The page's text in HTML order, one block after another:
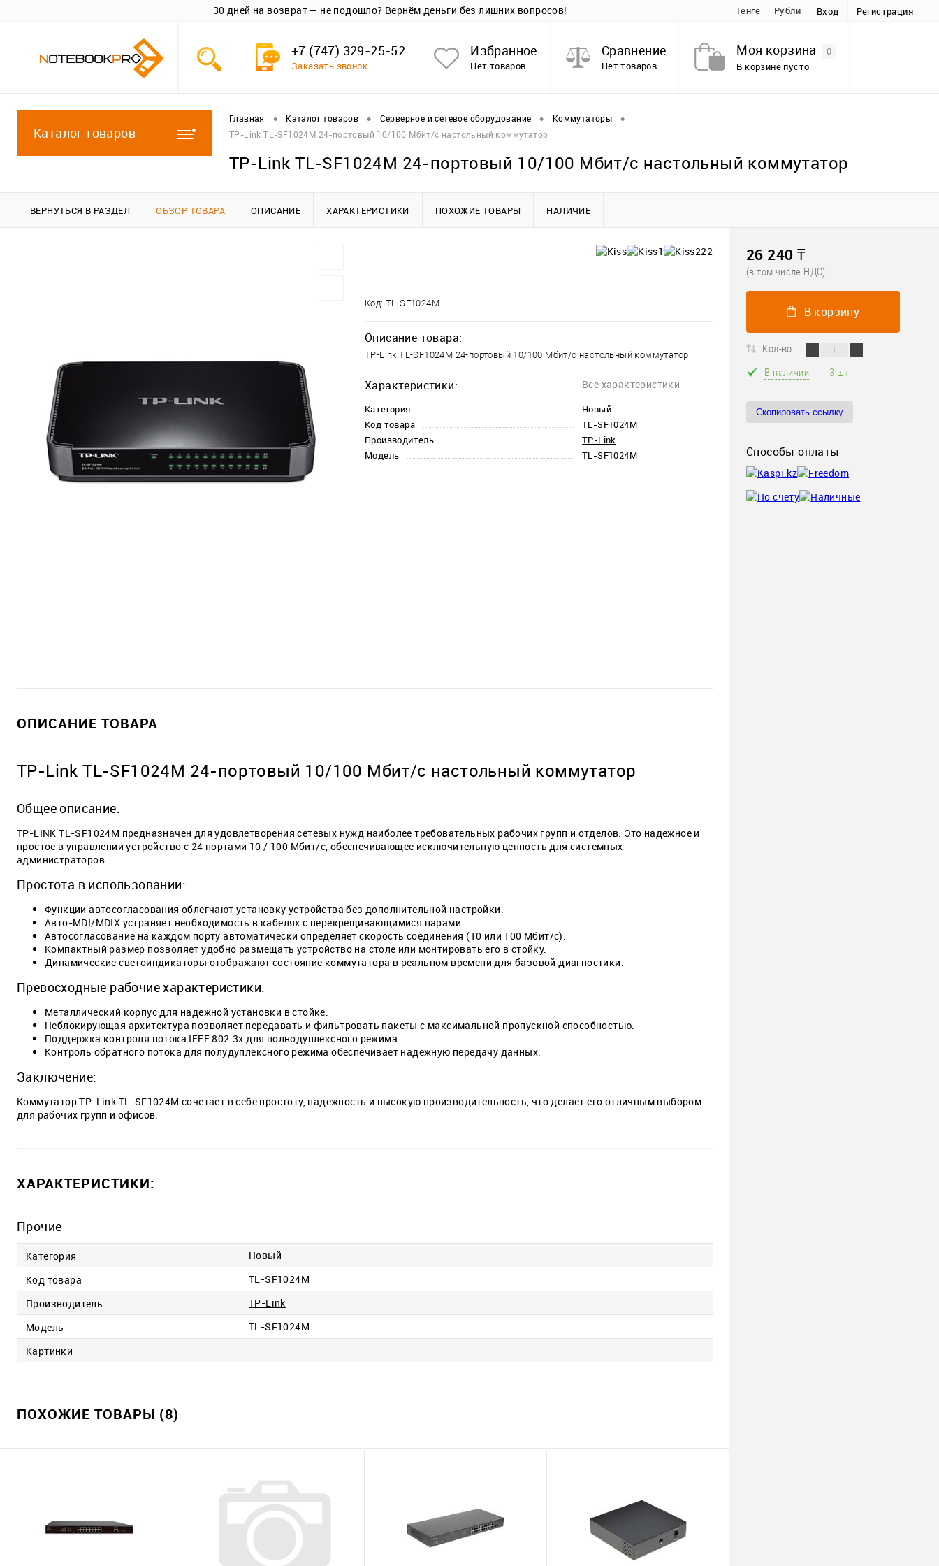
30 дней на возврат — не подошло? Вернём деньги без лишних вопросов! Тенге Рубли Вход Регистрация
+7 (747) 329-25-52
Заказать звонок
Избранное
Нет товаров
Сравнение
Нет товаров
Моя корзина
0
В корзине пусто
Каталог товаров
Главная • Каталог товаров • Серверное и сетевое оборудование • Коммутаторы •
TP-Link TL-SF1024M 24-портовый 10/100 Мбит/с настольный коммутатор
TP-Link TL-SF1024M 24-портовый 10/100 Мбит/с настольный коммутатор
ВЕРНУТЬСЯ В РАЗДЕЛ ОБЗОР ТОВАРА ОПИСАНИЕ ХАРАКТЕРИСТИКИ ПОХОЖИЕ ТОВАРЫ НАЛИЧИЕ
Код: TL-SF1024M
Описание товара:
TP-Link TL-SF1024M 24-портовый 10/100 Мбит/с настольный коммутатор
Характеристики: Все характеристики
Категория
Новый
Код товара
TL-SF1024M
Производитель
TP-Link
Модель
TL-SF1024M
ОПИСАНИЕ ТОВАРА
TP-Link TL-SF1024M 24-портовый 10/100 Мбит/с настольный коммутатор
Общее описание:
TP-LINK TL-SF1024M предназначен для удовлетворения сетевых нужд наиболее требовательных рабочих групп и отделов. Это надежное и
простое в управлении устройство с 24 портами 10 / 100 Мбит/с, обеспечивающее исключительную ценность для системных
администраторов.
Простота в использовании:
Функции автосогласования облегчают установку устройства без дополнительной настройки.
Авто-MDI/MDIX устраняет необходимость в кабелях с перекрещивающимися парами.
Автосогласование на каждом порту автоматически определяет скорость соединения (10 или 100 Мбит/с).
Компактный размер позволяет удобно размещать устройство на столе или монтировать его в стойку.
Динамические светоиндикаторы отображают состояние коммутатора в реальном времени для базовой диагностики.
Превосходные рабочие характеристики:
Металлический корпус для надежной установки в стойке.
Неблокирующая архитектура позволяет передавать и фильтровать пакеты с максимальной пропускной способностью.
Поддержка контроля потока IEEE 802.3x для полнодуплексного режима.
Контроль обратного потока для полудуплексного режима обеспечивает надежную передачу данных.
Заключение:
Коммутатор TP-Link TL-SF1024M сочетает в себе простоту, надежность и высокую производительность, что делает его отличным выбором
для рабочих групп и офисов.
ХАРАКТЕРИСТИКИ:
Прочие
Категория
Новый
Код товара
TL-SF1024M
Производитель
TP-Link
Модель
TL-SF1024M
Картинки
ПОХОЖИЕ ТОВАРЫ (8)
26 240 ₸
(в том числе НДС)
В корзину
Кол-во:
В наличии
3 шт.
Скопировать ссылку
Способы оплаты